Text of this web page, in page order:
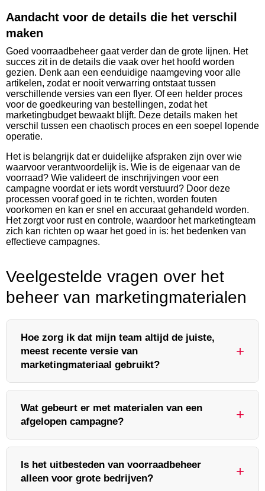
Aandacht voor de details die het verschil
maken
Goed voorraadbeheer gaat verder dan de grote lijnen. Het
succes zit in de details die vaak over het hoofd worden
gezien. Denk aan een eenduidige naamgeving voor alle
artikelen, zodat er nooit verwarring ontstaat tussen
verschillende versies van een flyer. Of een helder proces
voor de goedkeuring van bestellingen, zodat het
marketingbudget bewaakt blijft. Deze details maken het
verschil tussen een chaotisch proces en een soepel lopende
operatie.
Het is belangrijk dat er duidelijke afspraken zijn over wie
waarvoor verantwoordelijk is. Wie is de eigenaar van de
voorraad? Wie valideert de inschrijvingen voor een
campagne voordat er iets wordt verstuurd? Door deze
processen vooraf goed in te richten, worden fouten
voorkomen en kan er snel en accuraat gehandeld worden.
Het zorgt voor rust en controle, waardoor het marketingteam
zich kan richten op waar het goed in is: het bedenken van
effectieve campagnes.
Veelgestelde vragen over het
beheer van marketingmaterialen
Hoe zorg ik dat mijn team altijd de juiste,
meest recente versie van
marketingmateriaal gebruikt?
voor opslag en distributie. Een uitvoeringspartner
de voorraad worden gehaald. Alleen de
goedgekeurde, actuele items zijn beschikbaar voor
verzending. Dit voorkomt kostbare fouten en zorgt
Wat gebeurt er met materialen van een
afgelopen campagne?
overgebleven materialen. Samen met je partner
Is het uitbesteden van voorraadbeheer
alleen voor grote bedrijven?